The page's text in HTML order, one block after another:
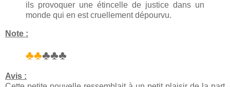
ils provoquer une étincelle de justice dans un
monde qui en est cruellement dépourvu.
Note :
♣♣♣♣♣
Avis :